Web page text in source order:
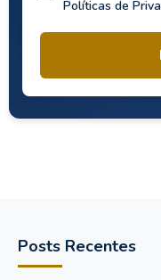
Políticas de
Posts Recentes